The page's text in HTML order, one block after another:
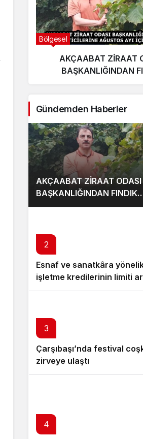
Bölgesel
AKÇAABAT ZİRAAT
BAŞKANLIĞINDAN
Gündemden Haberler
AKÇAABAT ZİRAAT ODASI
BAŞKANLIĞINDAN FINDIK
ÜRETİCİLERİNE AĞUSTOS
2
Esnaf ve sanatkâra yönelik
işletme kredilerinin limiti
3
Çarşıbaşı’nda festival
zirveye ulaştı
4